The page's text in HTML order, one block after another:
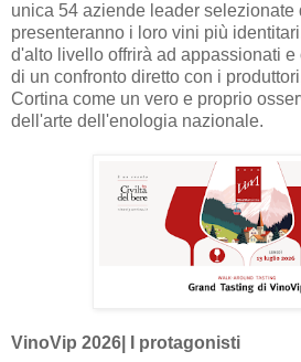
unica 54 aziende leader selezionate
presenteranno i loro vini più
d'alto livello offrirà ad appassionati
di un confronto diretto con i
Cortina come un vero e proprio
dell'arte dell'enologia nazionale.
VinoVip 2026| I protagonisti